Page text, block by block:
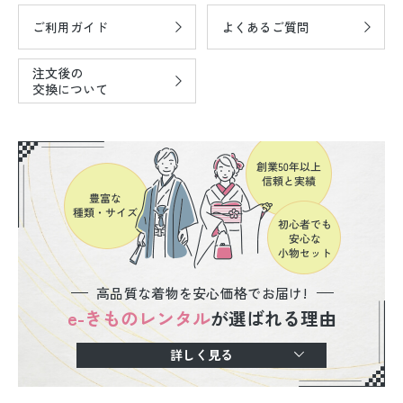
ご利用ガイド よくあるご質問
注文後の
交換について
高品質な着物を安心価格でお届け!
e-きものレンタルが選ばれる理由
詳しく見る